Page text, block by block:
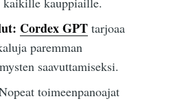
Cordex GPTtarjoaa
paremman
saavuttamiseksi.
toimeenpanoajat